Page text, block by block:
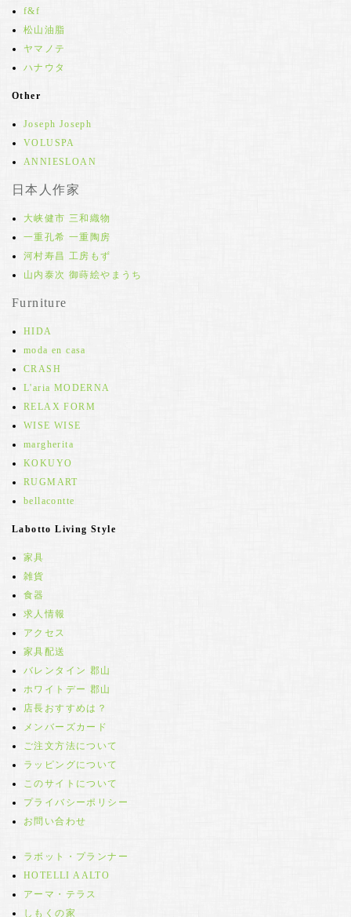
f&f
松山油脂
ヤマノテ
ハナウタ
Other
Joseph Joseph
VOLUSPA
ANNIESLOAN
日本人作家
大峡健市 三和織物
一重孔希 一重陶房
河村寿昌 工房もず
山内泰次 御蒔絵やまうち
Furniture
HIDA
moda en casa
CRASH
L'aria MODERNA
RELAX FORM
WISE WISE
margherita
KOKUYO
RUGMART
bellacontte
Labotto Living Style
家具
雑貨
食器
求人情報
アクセス
家具配送
バレンタイン 郡山
ホワイトデー 郡山
店長おすすめは？
メンバーズカード
ご注文方法について
ラッピングについて
このサイトについて
プライバシーポリシー
お問い合わせ
ラボット・プランナー
HOTELLI AALTO
アーマ・テラス
しもくの家